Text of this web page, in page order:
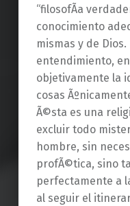
“filosofÃ­a
conocimiento
mismas y de
entendimiento,
objetivamente la
cosas
Ã©sta es una
excluir todo
hombre, sin
profÃ©tica, sino
perfectamente a
al seguir el